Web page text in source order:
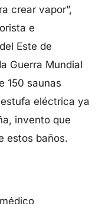
crear vapor”,
e
Este de
Guerra Mundial
150 saunas
eléctrica ya
invento que
estos baños.